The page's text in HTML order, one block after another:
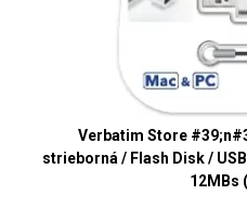
Verbatim Store
strieborná / Flash Disk /
12MBs